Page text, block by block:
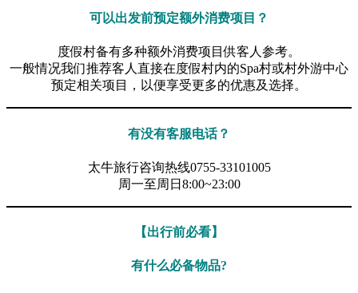
可以出发前预定额外消费项目？
度假村备有多种额外消费项目供客人参考。
一般情况我们推荐客人直接在度假村内的Spa村或村外游中心
预定相关项目，以便享受更多的优惠及选择。
有没有客服电话？
太牛旅行咨询热线0755-33101005
周一至周日8:00~23:00
【出行前必看】
有什么必备物品?